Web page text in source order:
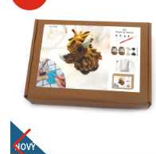
NOVÝ